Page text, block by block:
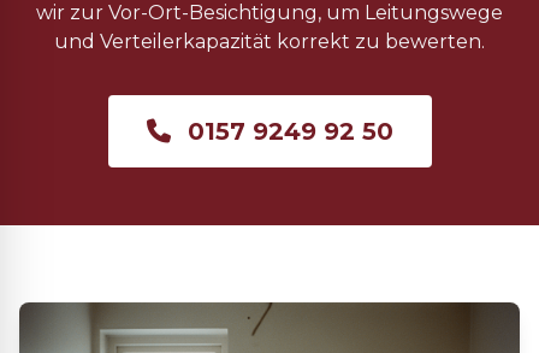
wir zur Vor-Ort-Besichtigung, um Leitungswege
und Verteilerkapazität korrekt zu bewerten.
0157 9249 92 50